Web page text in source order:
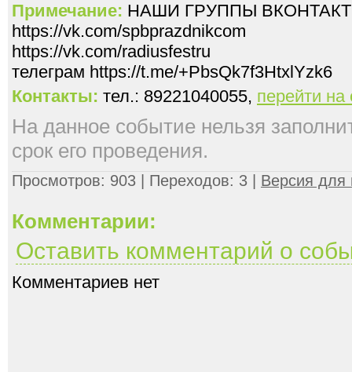
Примечание: НАШИ ГРУППЫ
https://vk.com/spbprazdnikcom
https://vk.com/radiusfestru
телеграм https://t.me/+PbsQk7f3HtxlYzk6
Контакты: тел.: 89221040055, перейти на
На данное событие нельзя
срок его проведения.
Просмотров: 903 | Переходов: 3 | Версия для
Комментарии:
Оставить комментарий о
Комментариев нет